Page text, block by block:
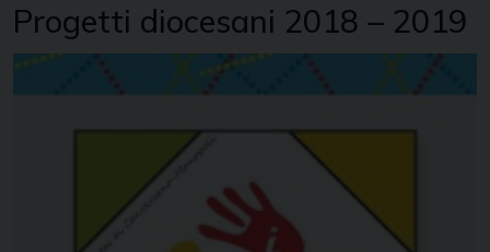
Progetti diocesani 2018 – 2019